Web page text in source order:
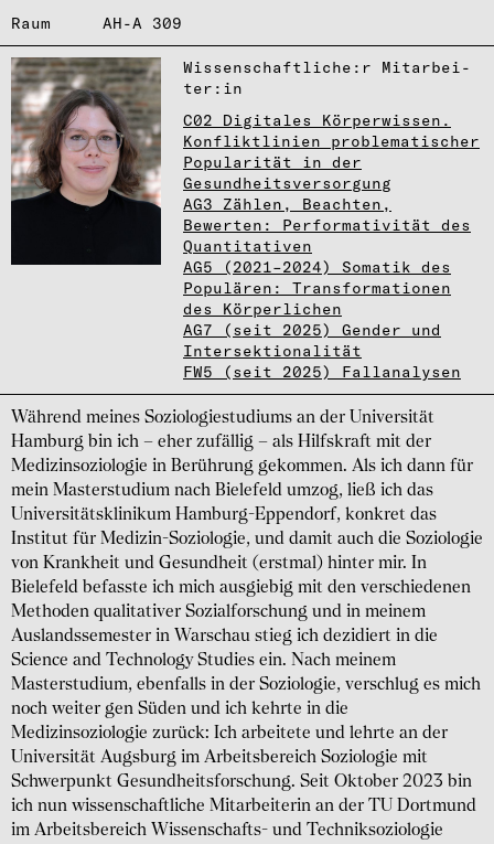
Raum
AH-A 309
Wissen­schaft­li­che:r Mita­r­bei­
ter:in
C02 Digitales Körperwissen.
Konfliktlinien problematischer
Popularität in der
Gesundheitsversorgung
AG3 Zählen, Beachten,
Bewerten: Performativität des
Quantitativen
AG5 (2021–2024) Somatik des
Populären: Transformationen
des Körperlichen
AG7 (seit 2025) Gender und
Intersektionalität
FW5 (seit 2025) Fallanalysen
Während meines Soziologiestudiums an der Universität
Hamburg bin ich – eher zufällig – als Hilfskraft mit der
Medizinsoziologie in Berührung gekommen. Als ich dann für
mein Masterstudium nach Bielefeld umzog, ließ ich das
Universitätsklinikum Hamburg-Eppendorf, konkret das
Institut für Medizin-Soziologie, und damit auch die Soziologie
von Krankheit und Gesundheit (erstmal) hinter mir. In
Bielefeld befasste ich mich ausgiebig mit den verschiedenen
Methoden qualitativer Sozialforschung und in meinem
Auslandssemester in Warschau stieg ich dezidiert in die
Science and Technology Studies ein. Nach meinem
Masterstudium, ebenfalls in der Soziologie, verschlug es mich
noch weiter gen Süden und ich kehrte in die
Medizinsoziologie zurück: Ich arbeitete und lehrte an der
Universität Augsburg im Arbeitsbereich Soziologie mit
Schwerpunkt Gesundheitsforschung. Seit Oktober 2023 bin
ich nun wissenschaftliche Mitarbeiterin an der TU Dortmund
im Arbeitsbereich Wissenschafts- und Techniksoziologie